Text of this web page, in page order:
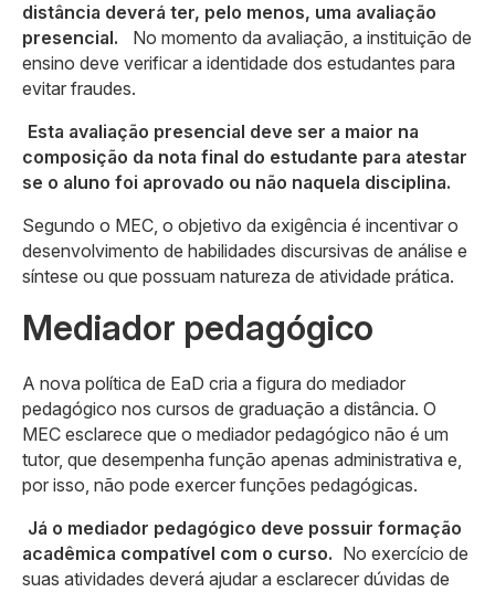
distância deverá ter, pelo menos, uma avaliação
presencial.
No momento da avaliação, a instituição de
ensino deve verificar a identidade dos estudantes para
evitar fraudes.
Esta avaliação presencial deve ser a maior na
composição da nota final do estudante para atestar
se o aluno foi aprovado ou não naquela disciplina.
Segundo o MEC, o objetivo da exigência é incentivar o
desenvolvimento de habilidades discursivas de análise e
síntese ou que possuam natureza de atividade prática.
Mediador pedagógico
A nova política de EaD cria a figura do mediador
pedagógico nos cursos de graduação a distância. O
MEC esclarece que o mediador pedagógico não é um
tutor, que desempenha função apenas administrativa e,
por isso, não pode exercer funções pedagógicas.
Já o mediador pedagógico deve possuir formação
acadêmica compatível com o curso. No exercício de
suas atividades deverá ajudar a esclarecer dúvidas de